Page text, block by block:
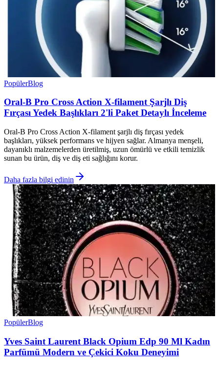
PopülerBlog
Oral-B Pro Cross Action X-filament Şarjlı Diş
Fırçası Yedek Başlıkları 2'li Paket Detaylı İnceleme
Oral-B Pro Cross Action X-filament şarjlı diş fırçası yedek
başlıkları, yüksek performans ve hijyen sağlar. Almanya menşeli,
dayanıklı malzemelerden üretilmiş, uzun ömürlü ve etkili temizlik
sunan bu ürün, diş ve diş eti sağlığını korur.
Daha fazla bilgi edinin
PopülerBlog
Yves Saint Laurent Black Opium Edp 90 Ml Kadın
Parfümü Modern ve Çekici Koku Deneyimi